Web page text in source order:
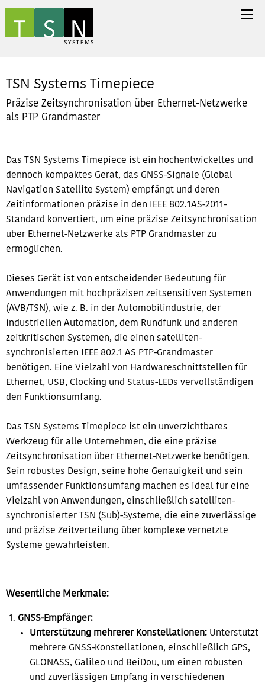
TSN Systems Timepiece
Präzise Zeitsynchronisation über Ethernet-Netzwerke
als PTP Grandmaster
Das TSN Systems Timepiece ist ein hochentwickeltes und
dennoch kompaktes Gerät, das GNSS-Signale (Global
Navigation Satellite System) empfängt und deren
Zeitinformationen präzise in den IEEE 802.1AS-2011-
Standard konvertiert, um eine präzise Zeitsynchronisation
über Ethernet-Netzwerke als PTP Grandmaster zu
ermöglichen.
Dieses Gerät ist von entscheidender Bedeutung für
Anwendungen mit hochpräzisen zeitsensitiven Systemen
(AVB/TSN), wie z. B. in der Automobilindustrie, der
industriellen Automation, dem Rundfunk und anderen
zeitkritischen Systemen, die einen satelliten-
synchronisierten IEEE 802.1 AS PTP-Grandmaster
benötigen. Eine Vielzahl von Hardwareschnittstellen für
Ethernet, USB, Clocking und Status-LEDs vervollständigen
den Funktionsumfang.
Das TSN Systems Timepiece ist ein unverzichtbares
Werkzeug für alle Unternehmen, die eine präzise
Zeitsynchronisation über Ethernet-Netzwerke benötigen.
Sein robustes Design, seine hohe Genauigkeit und sein
umfassender Funktionsumfang machen es ideal für eine
Vielzahl von Anwendungen, einschließlich satelliten-
synchronisierter TSN (Sub)-Systeme, die eine zuverlässige
und präzise Zeitverteilung über komplexe vernetzte
Systeme gewährleisten.
Wesentliche Merkmale:
GNSS-Empfänger:
Unterstützung mehrerer Konstellationen: Unterstützt
mehrere GNSS-Konstellationen, einschließlich GPS,
GLONASS, Galileo und BeiDou, um einen robusten
und zuverlässigen Empfang in verschiedenen